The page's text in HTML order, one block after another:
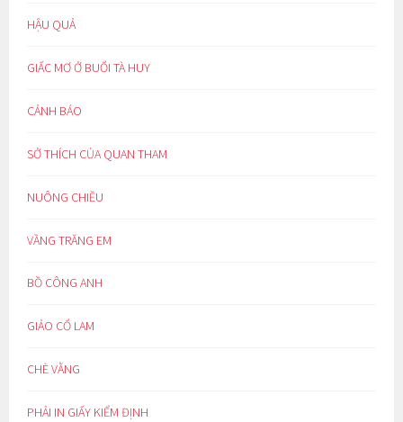
HẬU QUẢ
GIẤC MƠ Ở BUỔI TÀ HUY
CẢNH BÁO
SỞ THÍCH CỦA QUAN THAM
NUÔNG CHIỀU
VẦNG TRĂNG EM
BỒ CÔNG ANH
GIẢO CỔ LAM
CHÈ VẰNG
PHẢI IN GIẤY KIỂM ĐỊNH